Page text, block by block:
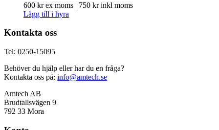
600 krex moms | 750 krinkl moms
Lägg till i hyra
Kontakta oss
Tel: 0250-15095
Behöver du hjälp eller har du en fråga?
Kontakta oss på: info@amtech.se
Amtech AB
Brudtallsvägen 9
792 33 Mora